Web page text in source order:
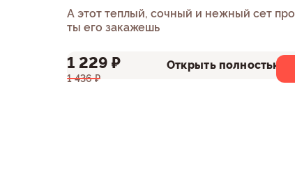
А этот теплый, сочный и нежный сет
ты его закажешь
Открыть полностью
1 229 ₽
1 436 ₽